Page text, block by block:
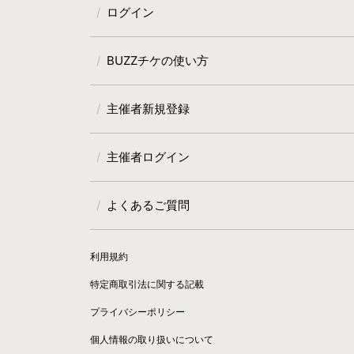
ログイン
BUZZチケの使い方
主催者新規登録
主催者ログイン
よくあるご質問
利用規約
特定商取引法に関する記載
プライバシーポリシー
個人情報の取り扱いについて